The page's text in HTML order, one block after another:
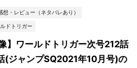
想・レビュー（ネタバレあり）
ドトリガー
像】ワールドトリガー次号212話
(ジャンプSQ2021年10月号)の